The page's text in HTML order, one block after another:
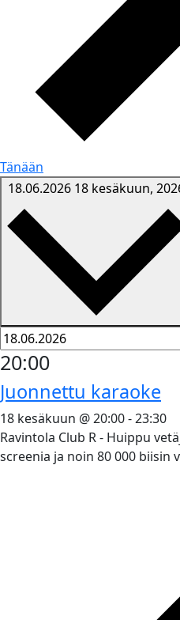
Tänään
18.06.2026 18 kesäkuun,
20:00
Juonnettu karaoke
18 kesäkuun @ 20:00-23:30
Ravintola Club R - Huippu
screenia ja noin 80 000 biisin